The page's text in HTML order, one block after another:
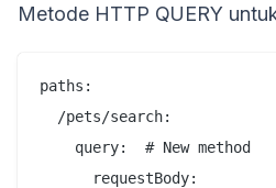
Metode HTTP QUERY
paths:
  /pets/search:
    query:  # New method
      requestBody: